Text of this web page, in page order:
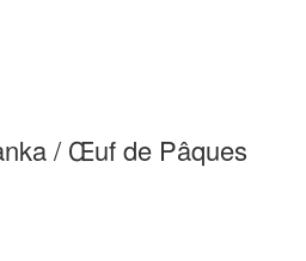
/ Œuf de Pâques